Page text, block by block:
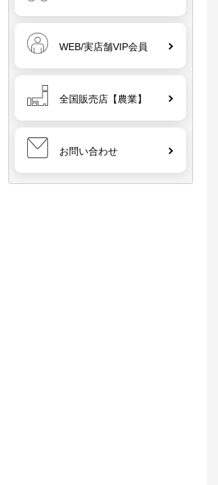
WEB/実店舗VIP会員
全国販売店【農業】
お問い合わせ